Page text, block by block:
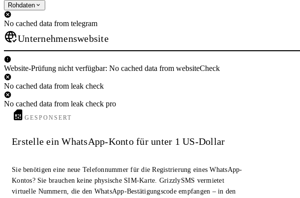
Rohdaten
No cached data from telegram
Unternehmenswebsite
Website-Prüfung nicht verfügbar: No cached data from websiteCheck
No cached data from leak check
No cached data from leak check pro
GESPONSERT
Erstelle ein WhatsApp-Konto für unter 1 US-Dollar
Sie benötigen eine neue Telefonnummer für die Registrierung eines WhatsApp-
Kontos? Sie brauchen keine physische SIM-Karte. GrizzlySMS vermietet
virtuelle Nummern, die den WhatsApp-Bestätigungscode empfangen – in den